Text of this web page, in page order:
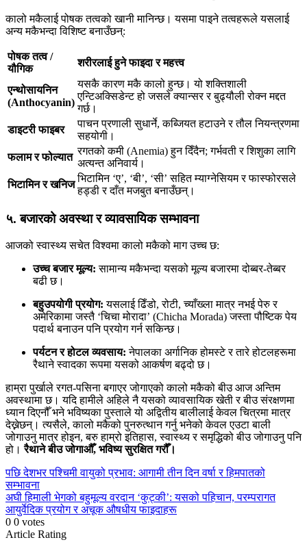
कालो मकैलाई पोषक तत्वको खानी मानिन्छ। यसमा पाइने तत्वहरूले यसलाई
अन्य मकैभन्दा विशिष्ट बनाउँछन्:
पोषक तत्व /
यौगिक
शरीरलाई हुने फाइदा र महत्त्व
एन्थोसायनिन
(Anthocyanin)
यसकै कारण मकै कालो हुन्छ। यो शक्तिशाली
एन्टिअक्सिडेन्ट हो जसले क्यान्सर र बुढ्यौली रोक्न मद्दत
गर्छ।
डाइटरी फाइबर
पाचन प्रणाली सुधार्ने, कब्जियत हटाउने र तौल नियन्त्रणमा
सहयोगी।
फलाम र फोल्यात
रगतको कमी (Anemia) हुन दिँदैन; गर्भवती र शिशुका लागि
अत्यन्त अनिवार्य।
भिटामिन र खनिज
भिटामिन ‘ए’, ‘बी’, ‘सी’ सहित म्याग्नेसियम र फास्फोरसले
हड्डी र दाँत मजबुत बनाउँछन्।
५. बजारको अवस्था र व्यावसायिक सम्भावना
आजको स्वास्थ्य सचेत विश्वमा कालो मकैको माग उच्च छ:
उच्च बजार मूल्य: सामान्य मकैभन्दा यसको मूल्य बजारमा दोब्बर-तेब्बर
बढी छ।
बहुउपयोगी प्रयोग: यसलाई ढिँडो, रोटी, च्याँख्ला मात्र नभई पेरु र
अमेरिकामा जस्तै ‘चिचा मोरादा’ (Chicha Morada) जस्ता पौष्टिक पेय
पदार्थ बनाउन पनि प्रयोग गर्न सकिन्छ।
पर्यटन र होटल व्यवसाय: नेपालका अर्गानिक होमस्टे र तारे होटलहरूमा
रैथाने स्वादका रूपमा यसको आकर्षण बढ्दो छ।
हाम्रा पुर्खाले रगत-पसिना बगाएर जोगाएको कालो मकैको बीउ आज अन्तिम
अवस्थामा छ। यदि हामीले अहिले नै यसको व्यावसायिक खेती र बीउ संरक्षणमा
ध्यान दिएनौँ भने भविष्यका पुस्ताले यो अद्वितीय बालीलाई केवल चित्रमा मात्र
देख्नेछन्। त्यसैले, कालो मकैको पुनरुत्थान गर्नु भनेको केवल एउटा बाली
जोगाउनु मात्र होइन, बरु हाम्रो इतिहास, स्वास्थ्य र समृद्धिको बीउ जोगाउनु पनि
हो।रैथाने बीउ जोगाऔँ, भविष्य सुरक्षित गरौँ।
Continue
Reading
पछिदेशभर पश्चिमी वायुको प्रभाव: आगामी तीन दिन वर्षा र हिमपातको
सम्भावना
अघीहिमाली भेगको बहुमूल्य वरदान ‘कुट्की’: यसको पहिचान, परम्परागत
आयुर्वेदिक प्रयोग र अचूक औषधीय फाइदाहरू
0 0 votes
Article Rating